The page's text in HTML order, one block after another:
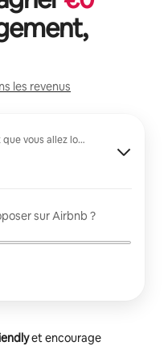
les revenus
vous allez louer ?
sur Airbnb ?
et encourage